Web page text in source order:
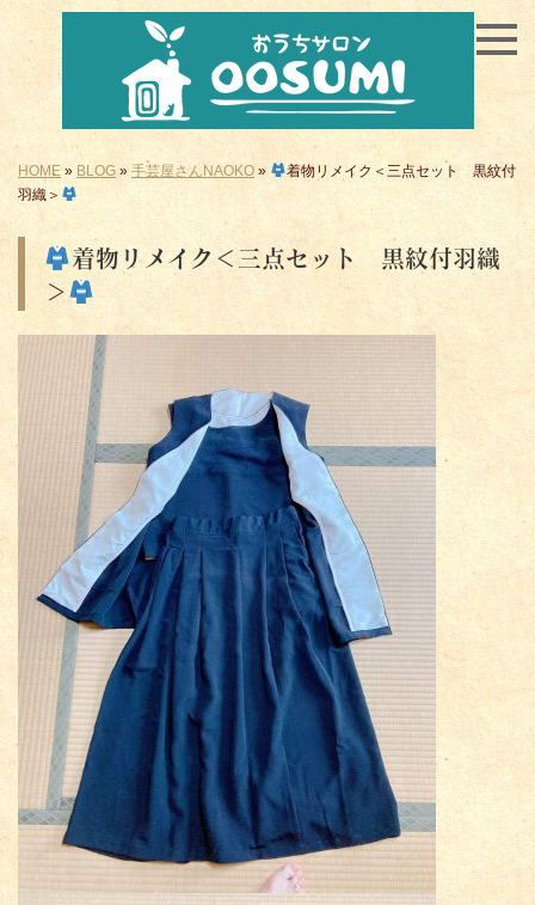
HOME» BLOG » 手芸屋さんNAOKO »
着物リメイク＜三点セット 黒紋付
羽織＞
着物リメイク＜三点セット 黒紋付羽織
＞